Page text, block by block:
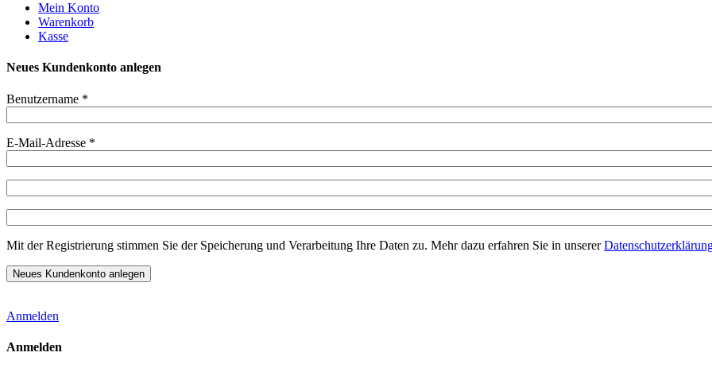
Mein Konto
Warenkorb
Kasse
Neues Kundenkonto anlegen
Benutzername *
E-Mail-Adresse *
Mit der Registrierung stimmen Sie der Speicherung und Verarbeitung Ihre Daten zu. Mehr dazu erfahren Sie in unserer
Anmelden
Anmelden